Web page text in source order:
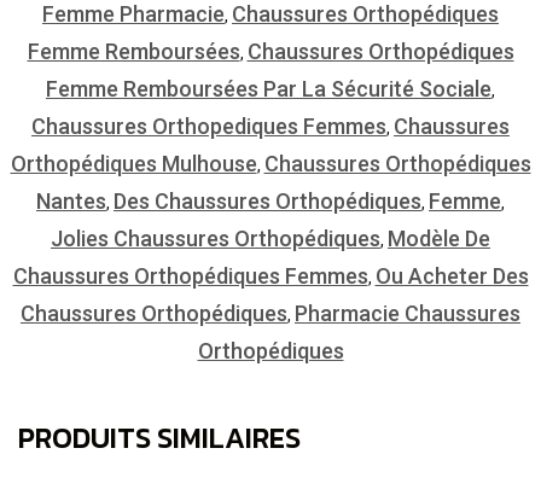
Femme Pharmacie, Chaussures Orthopédiques
Femme Remboursées, Chaussures Orthopédiques
Femme Remboursées Par La Sécurité Sociale,
Chaussures Orthopediques Femmes, Chaussures
Orthopédiques Mulhouse, Chaussures Orthopédiques
Nantes, Des Chaussures Orthopédiques, Femme,
Jolies Chaussures Orthopédiques, Modèle De
Chaussures Orthopédiques Femmes, Ou Acheter Des
Chaussures Orthopédiques, Pharmacie Chaussures
Orthopédiques
PRODUITS SIMILAIRES